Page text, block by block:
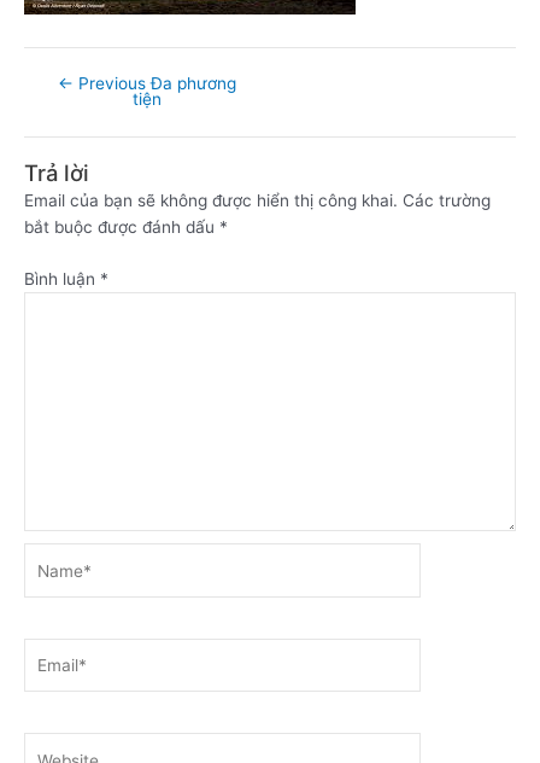
← Previous Đa phương
tiện
Trả lời
Email của bạn sẽ không được hiển thị công khai. Các trường
bắt buộc được đánh dấu *
Bình luận *